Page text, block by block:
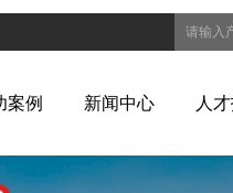
案例 新闻中心 人